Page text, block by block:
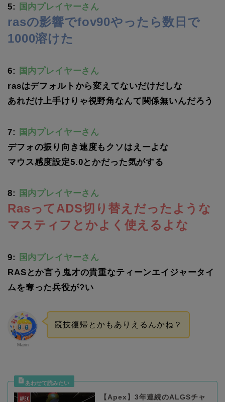
5: 国内プレイヤーさん
rasの影響でfov90やったら数日で
1000溶けた
6:
国内プレイヤーさん
rasはデフォルトから変えてないだけだしな
あれだけ上手けりゃ視野角なんて関係無いんだろう
7:
国内プレイヤーさん
デフォの振り向き速度もクソはえーよな
マウス感度設定5.0とかだった気がする
8: 国内プレイヤーさん
RasってADS切り替えだったような
マスティフとかよく使えるよな
9:
国内プレイヤーさん
RASとか言う鬼才の貴重なティーンエイジャータイ
ムを奪った兵役が?い
Marin
競技復帰とかもありえるんかね？
【Apex】3年連続のALGSチャ